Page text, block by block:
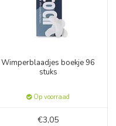
Wimperblaadjes boekje 96
stuks
Op voorraad
€3,05